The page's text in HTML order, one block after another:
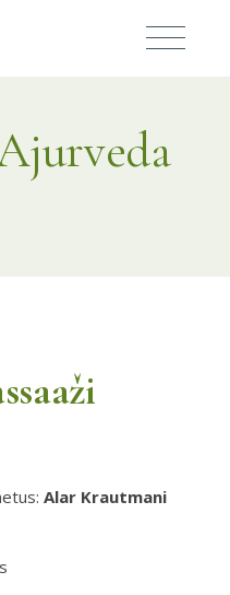
Alar Krautmani